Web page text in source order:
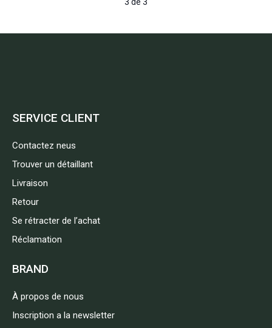
3 de 3
SERVICE CLIENT
Contactez neus
Trouver un détaillant
Livraison
Retour
Se rétracter de l’achat
Réclamation
BRAND
À propos de nous
Inscription a la newsletter